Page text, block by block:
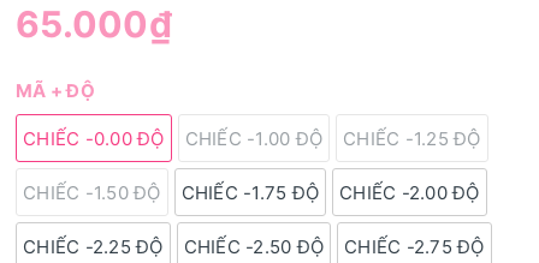
65.000₫
MÃ + ĐỘ
CHIẾC -0.00 ĐỘ CHIẾC -1.00 ĐỘ CHIẾC -1.25 ĐỘ
CHIẾC -1.50 ĐỘ CHIẾC -1.75 ĐỘ CHIẾC -2.00 ĐỘ
CHIẾC -2.25 ĐỘ CHIẾC -2.50 ĐỘ CHIẾC -2.75 ĐỘ